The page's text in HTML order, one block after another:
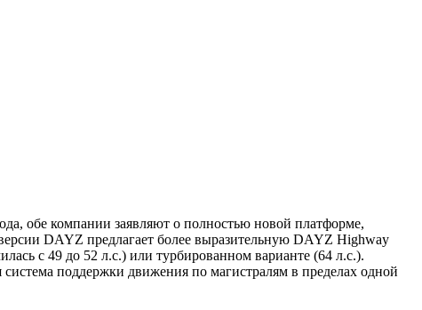
обе компании заявляют о полностью новой платформе,
DAYZ предлагает более выразительную DAYZ Highway
с 49 до 52 л.с.) или турбированном варианте (64 л.с.).
поддержки движения по магистралям в пределах одной